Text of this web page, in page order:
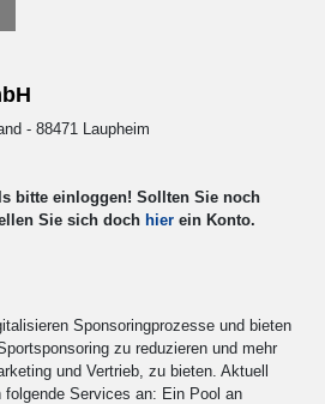
- 88471 Laupheim
bitte einloggen! Sollten Sie noch
Sie sich doch hier ein Konto.
Sponsoringprozesse und bieten
zu reduzieren und mehr
und Vertrieb, zu bieten. Aktuell
folgende Services an: Ein Pool an